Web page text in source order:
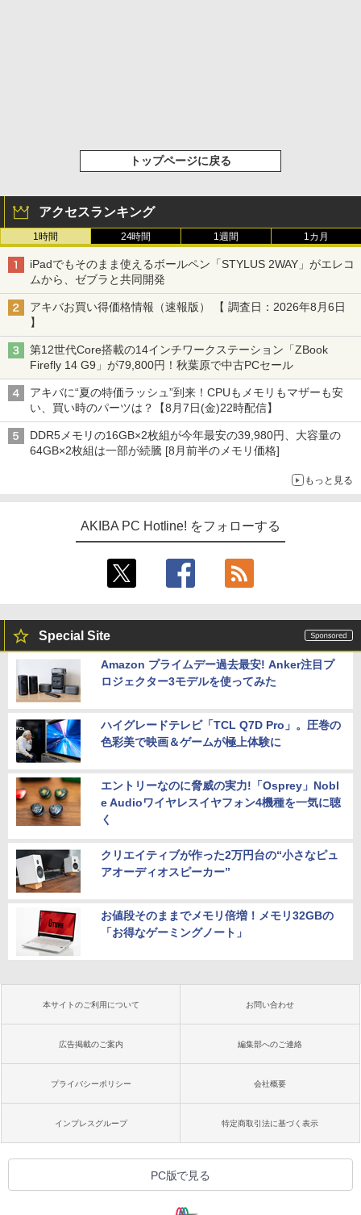
トップページに戻る
アクセスランキング
1時間 24時間 1週間 1カ月
iPadでもそのまま使えるボールペン「STYLUS 2WAY」がエレコ
ムから、ゼブラと共同開発
アキバお買い得価格情報（速報版） 【 調査日：2026年8月6日
】
第12世代Core搭載の14インチワークステーション「ZBook
Firefly 14 G9」が79,800円！秋葉原で中古PCセール
アキバに“夏の特価ラッシュ”到来！CPUもメモリもマザーも安
い、買い時のパーツは？【8月7日(金)22時配信】
DDR5メモリの16GB×2枚組が今年最安の39,980円、大容量の
64GB×2枚組は一部が続騰 [8月前半のメモリ価格]
もっと見る
AKIBA PC Hotline! をフォローする
Special Site
Amazon プライムデー過去最安! Anker注目プ
ロジェクター3モデルを使ってみた
ハイグレードテレビ「TCL Q7D Pro」。圧巻の
色彩美で映画＆ゲームが極上体験に
エントリーなのに脅威の実力!「Osprey」Nobl
e Audioワイヤレスイヤフォン4機種を一気に聴
く
クリエイティブが作った2万円台の“小さなピュ
アオーディオスピーカー”
お値段そのままでメモリ倍増！メモリ32GBの
「お得なゲーミングノート」
本サイトのご利用について お問い合わせ
広告掲載のご案内 編集部へのご連絡
プライバシーポリシー 会社概要
インプレスグループ 特定商取引法に基づく表示
PC版で見る